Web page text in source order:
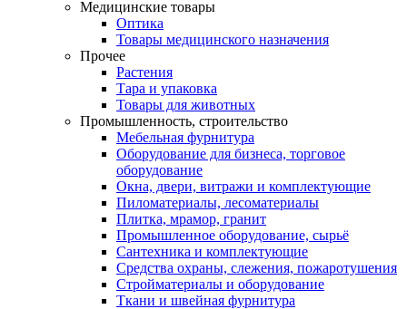
Медицинские товары
Оптика
Товары медицинского назначения
Прочее
Растения
Тара и упаковка
Товары для животных
Промышленность, строительство
Мебельная фурнитура
Оборудование для бизнеса, торговое
оборудование
Окна, двери, витражи и комплектующие
Пиломатериалы, лесоматериалы
Плитка, мрамор, гранит
Промышленное оборудование, сырьё
Сантехника и комплектующие
Средства охраны, слежения, пожаротушения
Стройматериалы и оборудование
Ткани и швейная фурнитура